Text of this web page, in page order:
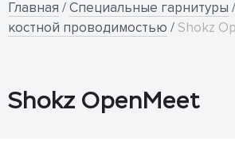
Главная /Специальные гарнитуры /
костной проводимостью / Shokz
Shokz OpenMeet